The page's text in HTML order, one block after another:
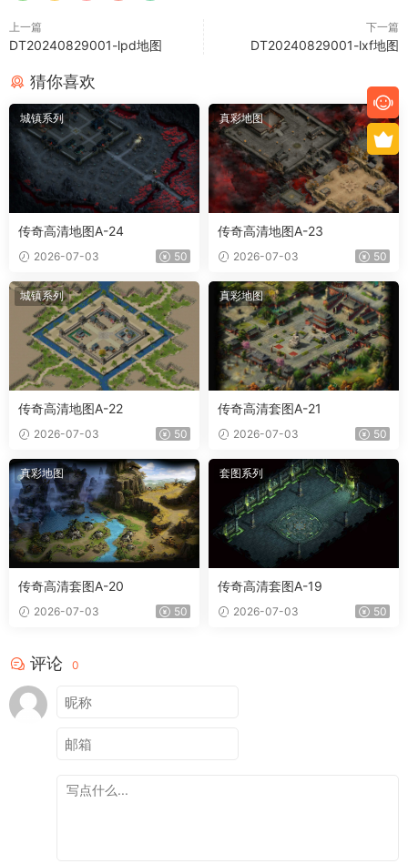
上一篇
DT20240829001-lpd地图
下一篇
DT20240829001-lxf地图
猜你喜欢
城镇系列
传奇高清地图A-24
2026-07-03 50
真彩地图
传奇高清地图A-23
2026-07-03 50
城镇系列
传奇高清地图A-22
2026-07-03 50
真彩地图
传奇高清套图A-21
2026-07-03 50
真彩地图
传奇高清套图A-20
2026-07-03 50
套图系列
传奇高清套图A-19
2026-07-03 50
评论 0